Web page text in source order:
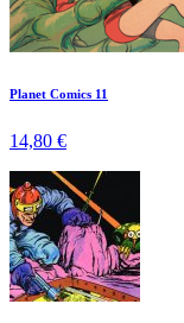
Planet Comics 11
14,80 €